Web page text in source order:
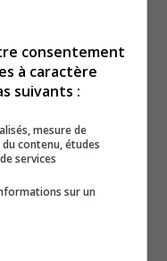
affaire présumée
des rats,
certaines zones,
sécuritaire? Un
consentement
à caractère
suivants :
mesure de
contenu, études
services
sur un